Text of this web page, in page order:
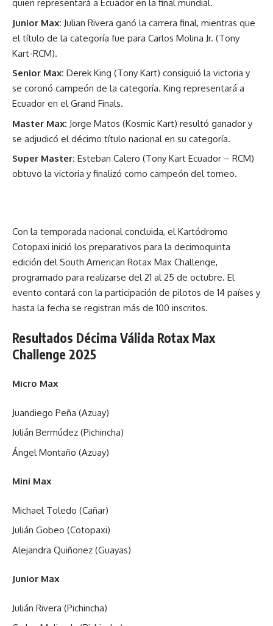
quien representará a Ecuador en la final mundial.
Junior Max: Julian Rivera ganó la carrera final, mientras que
el título de la categoría fue para Carlos Molina Jr. (Tony
Kart-RCM).
Senior Max: Derek King (Tony Kart) consiguió la victoria y
se coronó campeón de la categoría. King representará a
Ecuador en el Grand Finals.
Master Max: Jorge Matos (Kosmic Kart) resultó ganador y
se adjudicó el décimo título nacional en su categoría.
Super Master: Esteban Calero (Tony Kart Ecuador – RCM)
obtuvo la victoria y finalizó como campeón del torneo.
Con la temporada nacional concluida, el Kartódromo
Cotopaxi inició los preparativos para la decimoquinta
edición del South American Rotax Max Challenge,
programado para realizarse del 21 al 25 de octubre. El
evento contará con la participación de pilotos de 14 países y
hasta la fecha se registran más de 100 inscritos.
Resultados Décima Válida Rotax Max
Challenge 2025
Micro Max
Juandiego Peña (Azuay)
Julián Bermúdez (Pichincha)
Ángel Montaño (Azuay)
Mini Max
Michael Toledo (Cañar)
Julián Gobeo (Cotopaxi)
Alejandra Quiñonez (Guayas)
Junior Max
Julián Rivera (Pichincha)